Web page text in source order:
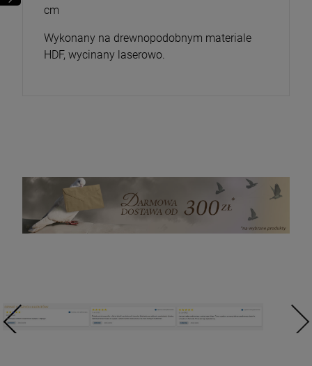
cm
Wykonany na drewnopodobnym materiale
HDF, wycinany laserowo.